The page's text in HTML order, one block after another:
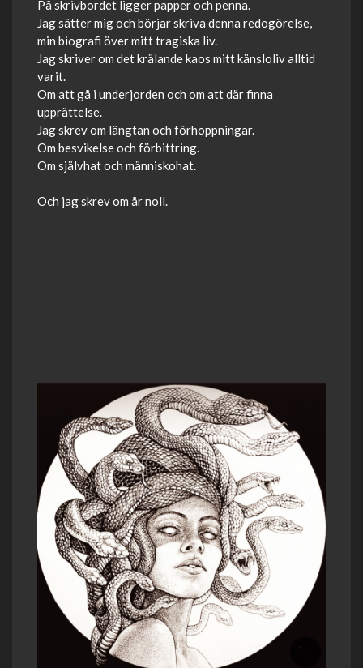
På skrivbordet ligger papper och penna.
Jag sätter mig och börjar skriva denna redogörelse,
min biografi över mitt tragiska liv.
Jag skriver om det krälande kaos mitt känsloliv alltid
varit.
Om att gå i underjorden och om att där finna
upprättelse.
Jag skrev om längtan och förhoppningar.
Om besvikelse och förbittring.
Om självhat och människohat.
Och jag skrev om år noll.